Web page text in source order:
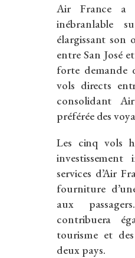
Air France a
inébranlable
élargissant son
entre San José
forte demande
vols directs
consolidant
préférée des
Les cinq vols
services d’Air
fourniture
aux
contribuera
tourisme et
deux pays.